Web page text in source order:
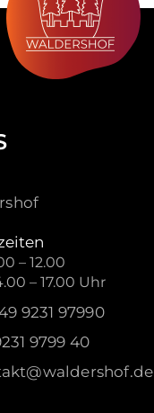
– 12.00
– 17.00 Uhr
9231 97990
9799 40